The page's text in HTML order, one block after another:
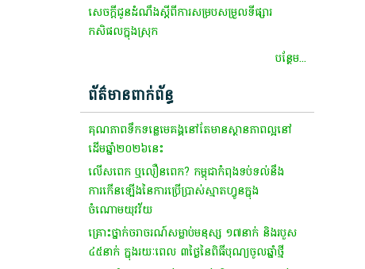
សេចក្តីជូនដំណឹង​ស្តី​ពី​ការ​សម្របសម្រួល​ទីផ្សារ​
កសិផល​ក្នុងស្រុក​
បន្ថែម...
ព័ត៌មានពាក់ព័ន្ធ
គុណភាព​ទឹកទន្លេ​មេគង្គ​នៅ​តែ​មាន​ស្ថាន​ភាពល្អ​នៅ​
ដើមឆ្នាំ​២០២៦​នេះ​
លើសពេក ឬលឿនពេក? កម្ពុជាកំពុងទប់ទល់នឹង
ការកើនឡើងនៃការប្រើប្រាស់ស្មាតហ្វូនក្នុង
ចំណោមយុវវ័យ
គ្រោះថ្នាក់​ចរាចរណ៍​សម្លាប់​មនុស្ស​ ១៧​នាក់​ និង​របួស​
៤៥​នាក់​ ក្នុង​រយៈពេល​ ៣​ថ្ងៃ​នៃ​ពិធី​បុណ្យចូលឆ្នាំ​ថ្មី​